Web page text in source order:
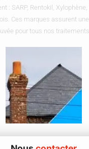
: SARP, Rentokil,
Ces marques assurent
pour tous nos traitements.